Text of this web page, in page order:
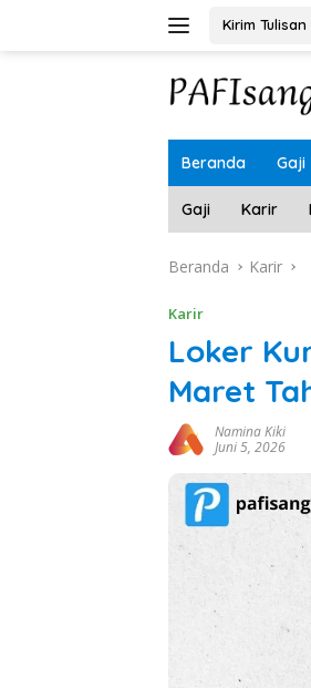
Kirim Tulisan
Beranda Gaji
Gaji Karir
Beranda Karir
Karir
Loker
Maret
Namina Kiki
Juni 5, 2026